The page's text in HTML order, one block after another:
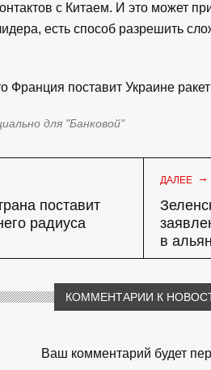
с Китаем. И это может
есть способ разрешить
Франция поставит Украине
для "Банковой"
поставит
радиуса
ДАЛЕЕ →
в
КОММЕНТАРИИ К
Ваш комментарий будет